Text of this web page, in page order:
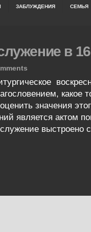
ЗАБЛУЖДЕНИЯ СЕМЬЯ
в
какое
значения
является актом